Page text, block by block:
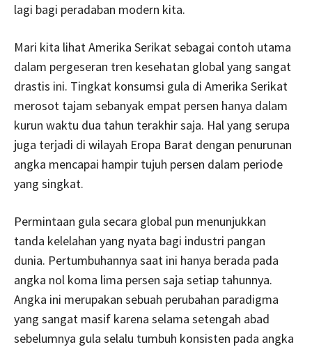
lagi bagi peradaban modern kita.
Mari kita lihat Amerika Serikat sebagai contoh utama
dalam pergeseran tren kesehatan global yang sangat
drastis ini. Tingkat konsumsi gula di Amerika Serikat
merosot tajam sebanyak empat persen hanya dalam
kurun waktu dua tahun terakhir saja. Hal yang serupa
juga terjadi di wilayah Eropa Barat dengan penurunan
angka mencapai hampir tujuh persen dalam periode
yang singkat.
Permintaan gula secara global pun menunjukkan
tanda kelelahan yang nyata bagi industri pangan
dunia. Pertumbuhannya saat ini hanya berada pada
angka nol koma lima persen saja setiap tahunnya.
Angka ini merupakan sebuah perubahan paradigma
yang sangat masif karena selama setengah abad
sebelumnya gula selalu tumbuh konsisten pada angka